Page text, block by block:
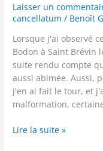
Laisser un
cancellatum / Benoît
Lorsque j'ai observé
Bodon à Saint Brévin
suite rendu compte
aussi abimée. Aussi,
j'en ai fait le tour, et
malformation,
Orthetrum
Lire la suite »